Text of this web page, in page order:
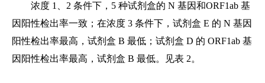
浓度 1、2 条件下，5 种试剂盒的 N 基因和ORF1ab 基
因阳性检出率一致；在浓度 3 条件下，试剂盒 E 的 N 基因
阳性检出率最高，试剂盒 B 最低；试剂盒 D 的 ORF1ab 基
因阳性检出率最高，试剂盒 B 最低。见表 2。